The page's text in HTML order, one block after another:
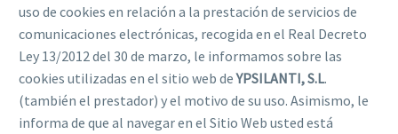
uso de cookies en relación a la prestación de servicios de
comunicaciones electrónicas, recogida en el Real Decreto
Ley 13/2012 del 30 de marzo, le informamos sobre las
cookies utilizadas en el sitio web deYPSILANTI, S.L.
(también el prestador) y el motivo de su uso. Asimismo, le
informa de que al navegar en el Sitio Web usted está